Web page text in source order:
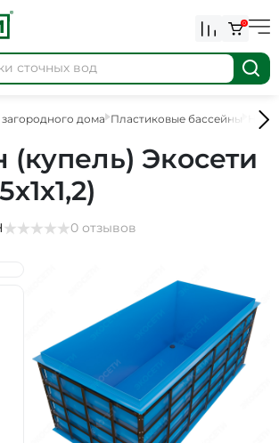
0
дома Пластиковые бассейны
(купель) Экосети
0 отзывов